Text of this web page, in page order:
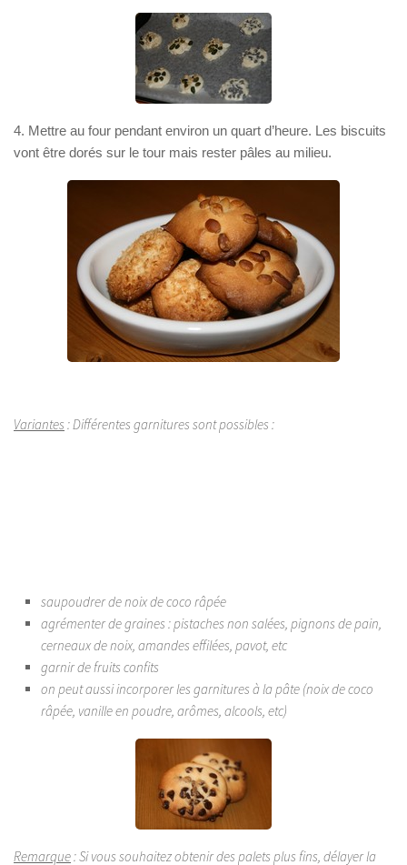
4. Mettre au four pendant environ un quart d’heure. Les biscuits
vont être dorés sur le tour mais rester pâles au milieu.
Variantes : Différentes garnitures sont possibles :
saupoudrer de noix de coco râpée
agrémenter de graines : pistaches non salées, pignons de pain,
cerneaux de noix, amandes effilées, pavot, etc
garnir de fruits confits
on peut aussi incorporer les garnitures à la pâte (noix de coco
râpée, vanille en poudre, arômes, alcools, etc)
Remarque: Si vous souhaitez obtenir des palets plus fins, délayer la